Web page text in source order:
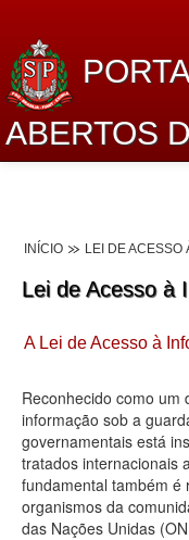
ABERTOS
Lei de Acesso à
Dados
Planejamento
Catálogo de dados
Processo
Deputados
INÍCIO LEI DE ACESSO
Lei de Acesso à
A Lei de Acesso à
Reconhecido como um
informação sob a
governamentais está
tratados internacionais
fundamental também é
organismos da
das Nações Unidas